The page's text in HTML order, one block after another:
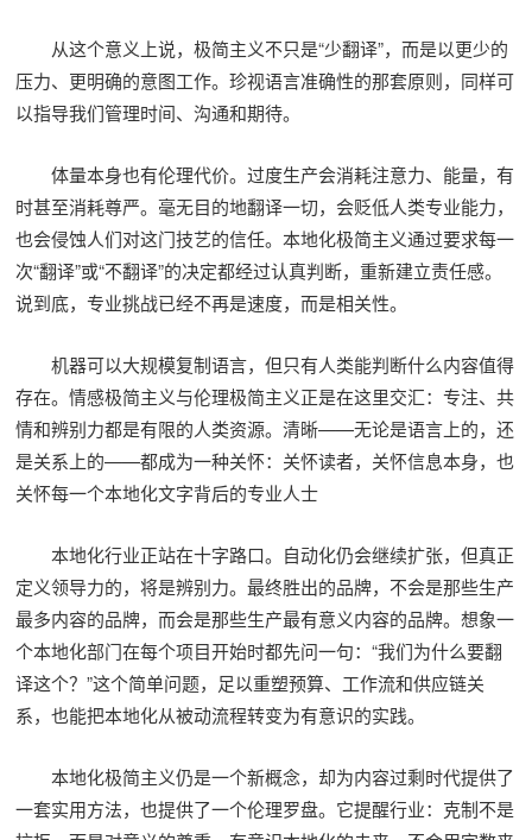
从这个意义上说，极简主义不只是“少翻译”，而是以更少的
压力、更明确的意图工作。珍视语言准确性的那套原则，同样可
以指导我们管理时间、沟通和期待。
体量本身也有伦理代价。过度生产会消耗注意力、能量，有
时甚至消耗尊严。毫无目的地翻译一切，会贬低人类专业能力，
也会侵蚀人们对这门技艺的信任。本地化极简主义通过要求每一
次“翻译”或“不翻译”的决定都经过认真判断，重新建立责任感。
说到底，专业挑战已经不再是速度，而是相关性。
机器可以大规模复制语言，但只有人类能判断什么内容值得
存在。情感极简主义与伦理极简主义正是在这里交汇：专注、共
情和辨别力都是有限的人类资源。清晰——无论是语言上的，还
是关系上的——都成为一种关怀：关怀读者，关怀信息本身，也
关怀每一个本地化文字背后的专业人士
本地化行业正站在十字路口。自动化仍会继续扩张，但真正
定义领导力的，将是辨别力。最终胜出的品牌，不会是那些生产
最多内容的品牌，而会是那些生产最有意义内容的品牌。想象一
个本地化部门在每个项目开始时都先问一句：“我们为什么要翻
译这个？”这个简单问题，足以重塑预算、工作流和供应链关
系，也能把本地化从被动流程转变为有意识的实践。
本地化极简主义仍是一个新概念，却为内容过剩时代提供了
一套实用方法，也提供了一个伦理罗盘。它提醒行业：克制不是